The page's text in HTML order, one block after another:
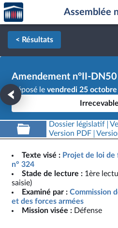
Aller au contenu
Aller en bas de la page
Accèder
à la
page
d'accueil
Assemblée
< Résultats
Amendement n°II-DN50
Déposé le vendredi 25
Dossier législatif
Version PDF
Texte visé : Projet de loi de
n° 324
Stade de lecture : 1ère
saisie)
Examiné par : Commission
et des forces armées
Mission visée : Défense